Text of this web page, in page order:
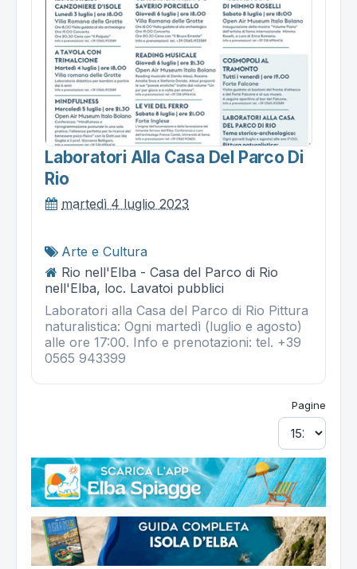
Laboratori Alla Casa Del Parco Di
Rio
martedì 4 luglio 2023
Arte e Cultura
Rio nell'Elba - Casa del Parco di Rio
nell'Elba, loc. Lavatoi pubblici
Laboratori alla Casa del Parco di Rio Pittura
naturalistica: Ogni martedì (luglio e agosto)
alle ore 17:00. Info e prenotazioni: tel. +39
0565 943399
Pagine